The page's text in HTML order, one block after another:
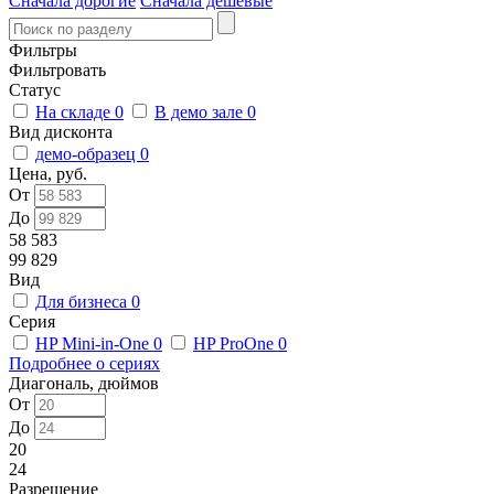
Фильтры
Фильтровать
Статус
На складе 0 В демо зале 0
Вид дисконта
демо-образец 0
Цена, руб.
От
До
58 583
99 829
Вид
Для бизнеса 0
Серия
HP Mini-in-One 0 HP ProOne 0
Подробнее о сериях
Диагональ, дюймов
От
До
20
24
Разрешение